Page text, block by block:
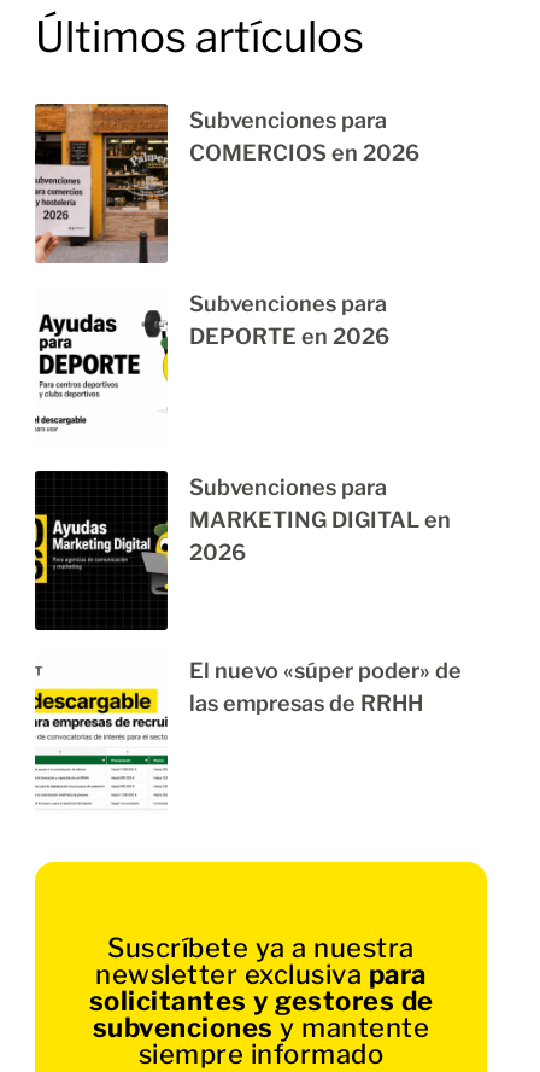
Últimos artículos
Subvenciones para
COMERCIOS en 2026
Subvenciones para
DEPORTE en 2026
Subvenciones para
MARKETING DIGITAL en
2026
El nuevo «súper poder» de
las empresas de RRHH
Suscríbete ya a nuestra
newsletter exclusiva para
solicitantes y gestores de
subvenciones y mantente
siempre informado